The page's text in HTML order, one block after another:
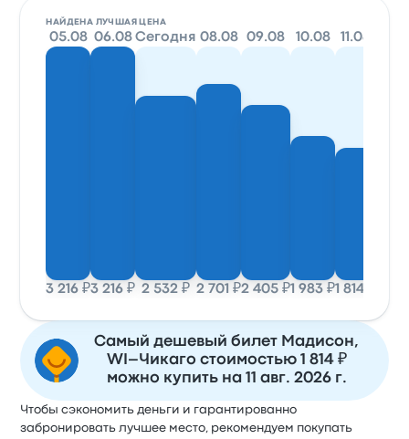
НАЙДЕНА ЛУЧШАЯ ЦЕНА
05.08
3 216 ₽
06.08
3 216 ₽
Сегодня
2 532 ₽
08.08
2 701 ₽
09.08
2 405 ₽
10.08
1 983 ₽
11.08
1 814 ₽
Самый дешевый билет Мадисон,
WI–Чикаго стоимостью 1 814 ₽
можно купить на 11 авг. 2026 г.
Чтобы сэкономить деньги и гарантированно
забронировать лучшее место, рекомендуем покупать